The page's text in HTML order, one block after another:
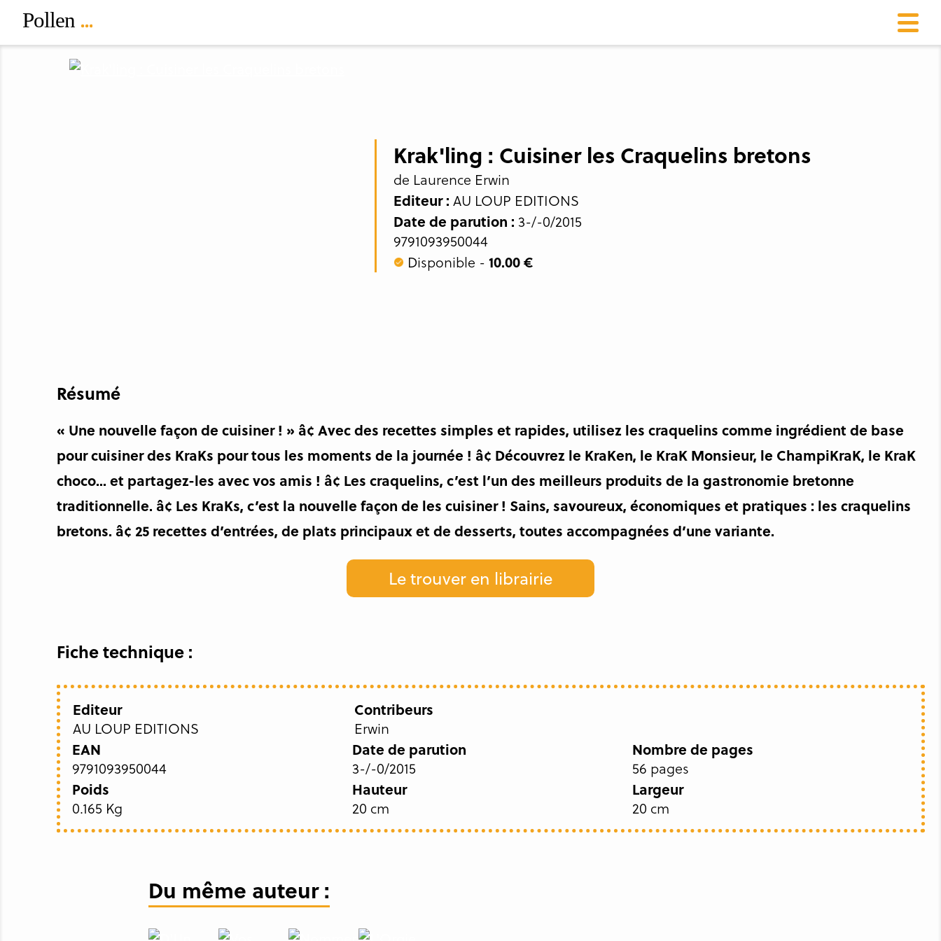
Krak'ling : Cuisiner les Craquelins bretons
de Laurence Erwin
Editeur : AU LOUP EDITIONS
Date de parution : 3-/-0/2015
9791093950044
Disponible - 10.00 €
Résumé
« Une nouvelle façon de cuisiner ! » â¢ Avec des recettes simples et rapides, utilisez les craquelins comme ingrédient de base
pour cuisiner des KraKs pour tous les moments de la journée ! â¢ Découvrez le KraKen, le KraK Monsieur, le ChampiKraK, le KraK
choco... et partagez-les avec vos amis ! â¢ Les craquelins, c’est l’un des meilleurs produits de la gastronomie bretonne
traditionnelle. â¢ Les KraKs, c’est la nouvelle façon de les cuisiner ! Sains, savoureux, économiques et pratiques : les craquelins
bretons. â¢ 25 recettes d’entrées, de plats principaux et de desserts, toutes accompagnées d’une variante.
Le trouver en librairie
Fiche technique :
Editeur
AU LOUP EDITIONS
Contribeurs
Erwin
EAN
9791093950044
Date de parution
3-/-0/2015
Nombre de pages
56 pages
Poids
0.165 Kg
Hauteur
20 cm
Largeur
20 cm
Du même auteur :